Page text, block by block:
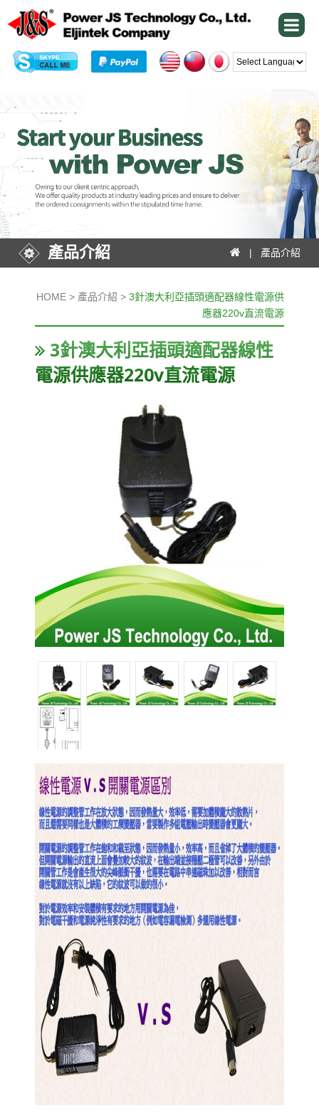
Powered by
產品介紹 | 產品介紹
HOME > 產品介紹 > 3針澳大利亞插頭適配器線性電源供
應器220v直流電源
3針澳大利亞插頭適配器線性
電源供應器220v直流電源